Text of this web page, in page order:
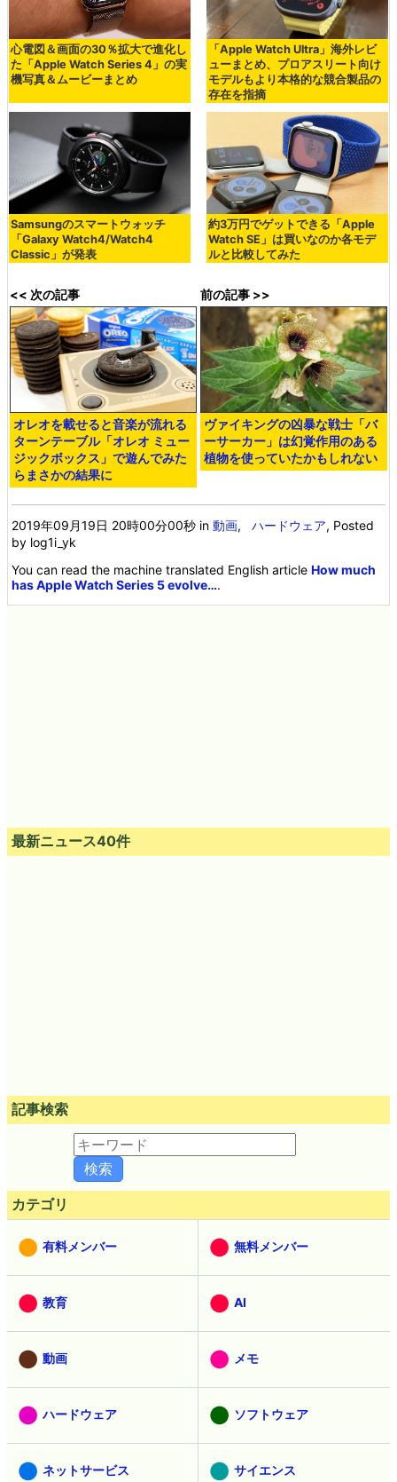
心電図＆画面の30％拡大で進化し
た「Apple Watch Series 4」の実
機写真＆ムービーまとめ
「Apple Watch Ultra」海外レビ
ューまとめ、プロアスリート向け
モデルもより本格的な競合製品の
存在を指摘
Samsungのスマートウォッチ
「Galaxy Watch4/Watch4
Classic」が発表
約3万円でゲットできる「Apple
Watch SE」は買いなのか各モデ
ルと比較してみた
<< 次の記事
オレオを載せると音楽が流れる
ターンテーブル「オレオ ミュー
ジックボックス」で遊んでみた
らまさかの結果に
前の記事 >>
ヴァイキングの凶暴な戦士「バ
ーサーカー」は幻覚作用のある
植物を使っていたかもしれない
2019年09月19日 20時00分00秒 in動画,ハードウェア, Posted
by log1i_yk
You can read the machine translated English articleHow much
has Apple Watch Series 5 evolve….
最新ニュース40件
記事検索
カテゴリ
有料メンバー 無料メンバー
教育 AI
動画 メモ
ハードウェア ソフトウェア
ネットサービス サイエンス